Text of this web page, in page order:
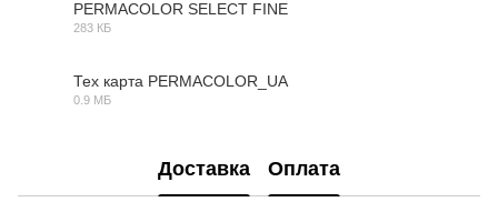
PERMACOLOR SELECT FINE
283 КБ
Тех карта PERMACOLOR_UA
0.9 МБ
Доставка Оплата